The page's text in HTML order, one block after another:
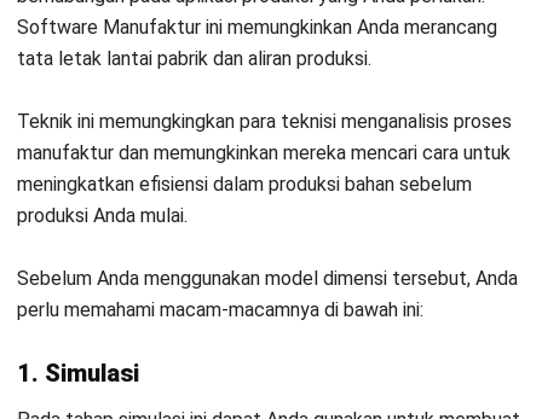
Sistem operasi yang canggih ini adalah hal yang penting
pada manufaktur yang berfungsi untuk mengotomatisasi
seluruh pekerjaan, meningkatkan efisiensi, dan memantau
keselamatan pekerja.
Contoh dari sistem operasi yang bisa Anda nikmati adalah
pada saat proses produksi, perusahaan Anda menggunakan
mesin simulasi 3D sebagai pengganti tenaga manusia.
Sehingga, sistem operasi yang canggih ini manfaatnya juga
bisa Anda dapatkan dari
Sistem Manufaktur
5. Additive Manufacturing
Manufaktur aditif adalah metode ataupun teknologi yang